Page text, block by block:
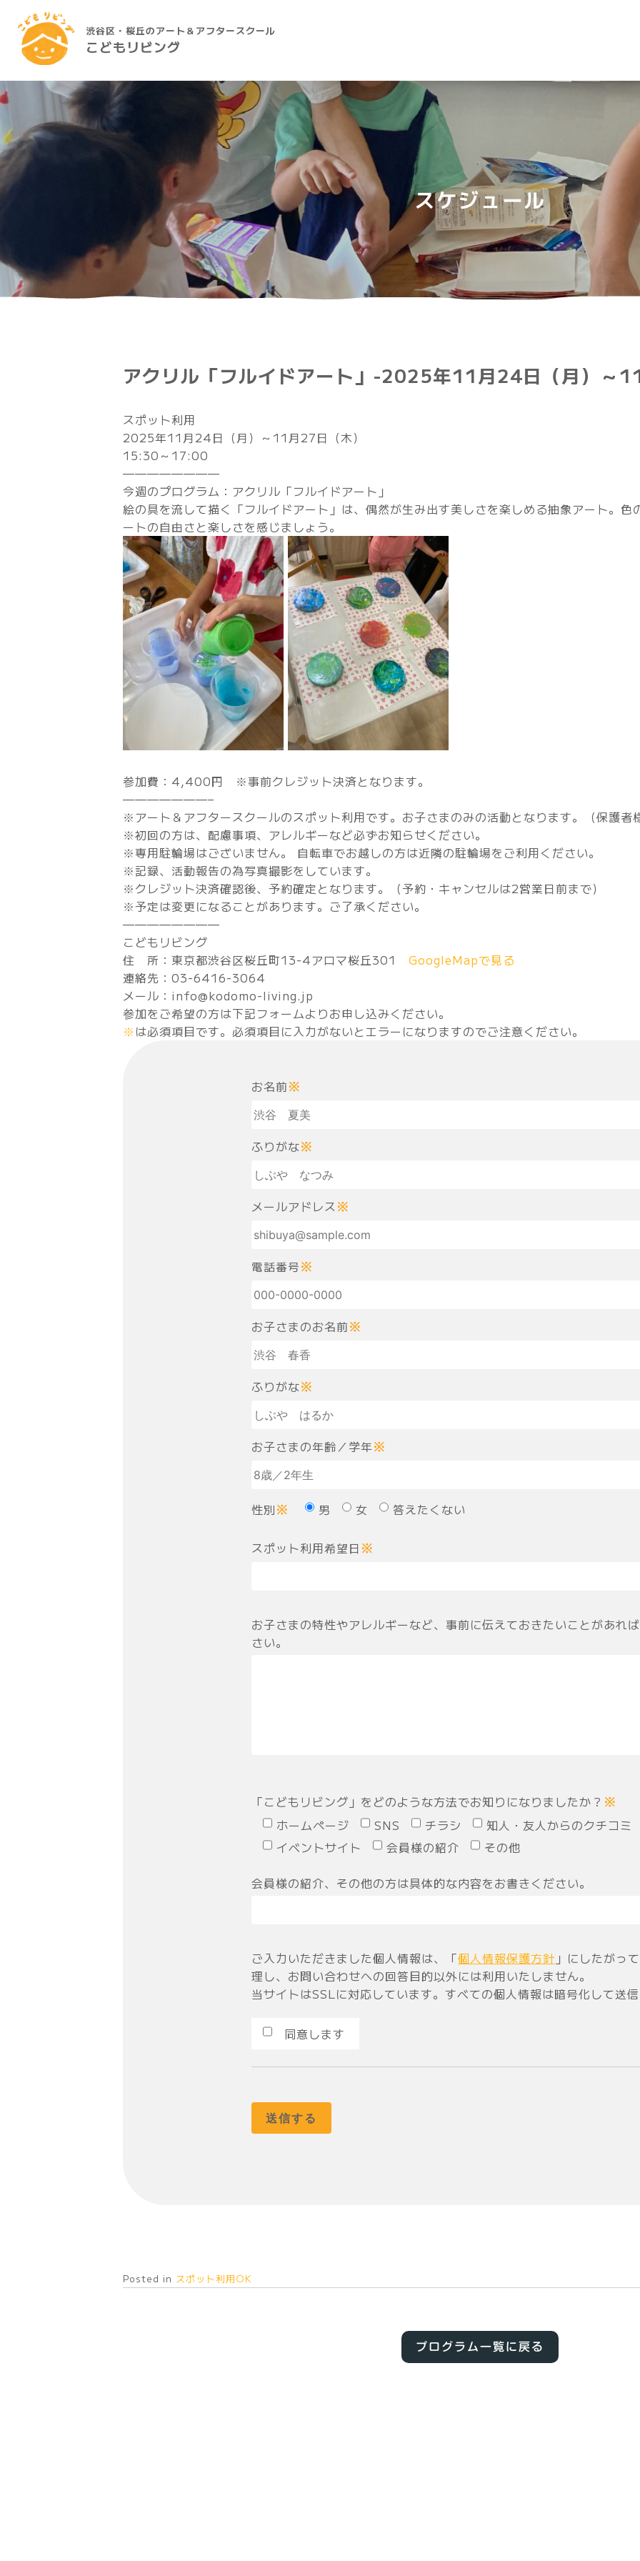
渋谷区・桜丘のアート＆アフタースクール
こどもリビング
スケジュール
アクリル「フルイドアート」-2025年11月24日（月）～
スポット利用
2025年11月24日（月）～11月27日（木）
15:30～17:00
————————
今週のプログラム：アクリル「フルイドアート」
絵の具を流して描く「フルイドアート」は、偶然が生み出す美しさを楽しめる抽象アート。色
ートの自由さと楽しさを感じましょう。
参加費：4,400円 ※事前クレジット決済となります。
———————–
※アート＆アフタースクールのスポット利用です。お子さまのみの活動となります。（保護者
※初回の方は、配慮事項、アレルギーなど必ずお知らせください。
※専用駐輪場はございません。 自転車でお越しの方は近隣の駐輪場をご利用ください。
※記録、活動報告の為写真撮影をしています。
※クレジット決済確認後、予約確定となります。（予約・キャンセルは2営業日前まで）
※予定は変更になることがあります。ご了承ください。
————————
こどもリビング
住 所：東京都渋谷区桜丘町13-4アロマ桜丘301 GoogleMapで見る
連絡先：03-6416-3064
メール：info@kodomo-living.jp
参加をご希望の方は下記フォームよりお申し込みください。
※ は必須項目です。必須項目に入力がないとエラーになりますのでご注意ください。
お名前※
ふりがな※
メールアドレス ※
電話番号※
お子さまのお名前※
ふりがな※
お子さまの年齢／学年※
性別※ 男 女 答えたくない
スポット利用希望日 ※
お子さまの特性やアレルギーなど、事前に伝えておきたいことがあれ
さい。
「こどもリビング」をどのような方法でお知りになりましたか？ ※
ホームページ SNS チラシ
知人・友人からのクチコミ
イベントサイト
会員様の紹介 その他
会員様の紹介、その他の方は具体的な内容をお書きください。
ご入力いただきました個人情報は、「個人情報保護方針 」にしたがっ
理し、お問い合わせへの回答目的以外には利用いたしません。
当サイトはSSLに対応しています。すべての個人情報は暗号化して送信
同意します
Posted in スポット利用OK
プログラム一覧に戻る